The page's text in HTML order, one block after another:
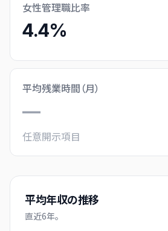
女性管理職比率
4.4%
平均残業時間（月）
—
任意開示項目
平均年収の推移
直近6年。